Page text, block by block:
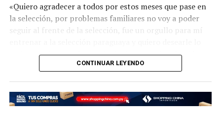
«Quiero agradecer a todos por estos meses que pase en
la selección, por problemas familiares no voy a poder
seguir al frente de la selección, fue un orgullo para mí
mejor a todos ustedes y principalmente a la selección
para lo que se viene», afirmó en su despedida Osorio.
CONTINUAR LEYENDO